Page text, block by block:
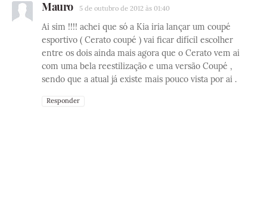
Mauro 5 de outubro de 2012 às 01:40
Ai sim !!!! achei que só a Kia iria lançar um coupé
esportivo ( Cerato coupé ) vai ficar difícil escolher
entre os dois ainda mais agora que o Cerato vem ai
com uma bela reestilização e uma versão Coupé ,
sendo que a atual já existe mais pouco vista por ai .
Responder